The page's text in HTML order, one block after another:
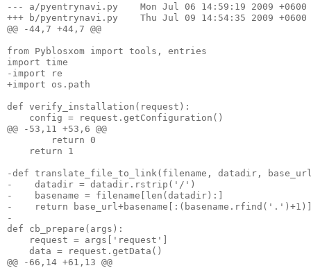
--- a/pyentrynavi.py    Mon Jul 06 14:59:19 2009 +0600
+++ b/pyentrynavi.py    Thu Jul 09 14:54:35 2009 +0600
@@ -44,7 +44,7 @@
from Pyblosxom import tools, entries
import time
-import re
+import os.path
def verify_installation(request):
    config = request.getConfiguration()
@@ -53,11 +53,6 @@
        return 0
    return 1
-def translate_file_to_link(filename, datadir,
-    datadir = datadir.rstrip('/')
-    basename = filename[len(datadir):]
-    return
-
def cb_prepare(args):
    request = args['request']
    data = request.getData()
@@ -66,14 +61,13 @@